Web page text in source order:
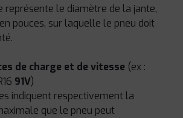
représente le diamètre de la jante,
pouces, sur laquelle le pneu doit
de charge et de vitesse (ex :
91V)
indiquent respectivement la
que le pneu peut